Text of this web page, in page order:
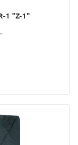
1 "Z-1"